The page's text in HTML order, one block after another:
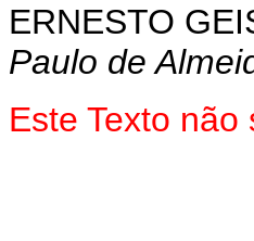
ERNESTO
Paulo de
Este Texto